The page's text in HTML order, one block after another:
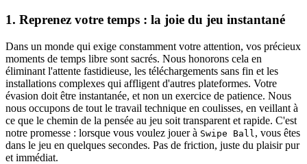
1. Reprenez votre temps : la joie du jeu instantané
Dans un monde qui exige constamment votre attention, vos précieux
moments de temps libre sont sacrés. Nous honorons cela en
éliminant l'attente fastidieuse, les téléchargements sans fin et les
installations complexes qui affligent d'autres plateformes. Votre
évasion doit être instantanée, et non un exercice de patience. Nous
nous occupons de tout le travail technique en coulisses, en veillant à
ce que le chemin de la pensée au jeu soit transparent et rapide. C'est
notre promesse : lorsque vous voulez jouer à Swipe Ball , vous êtes
dans le jeu en quelques secondes. Pas de friction, juste du plaisir pur
et immédiat.